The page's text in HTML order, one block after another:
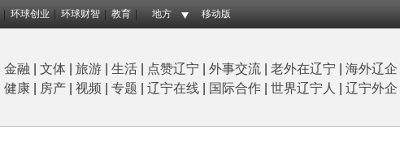
环球创业 环球财智 教育 地方 移动版
金融 文体 旅游 生活 点赞辽宁 外事交流 老外在辽宁
海外辽企
健康 房产 视频 专题 辽宁在线 国际合作 世界辽宁人 辽宁外企